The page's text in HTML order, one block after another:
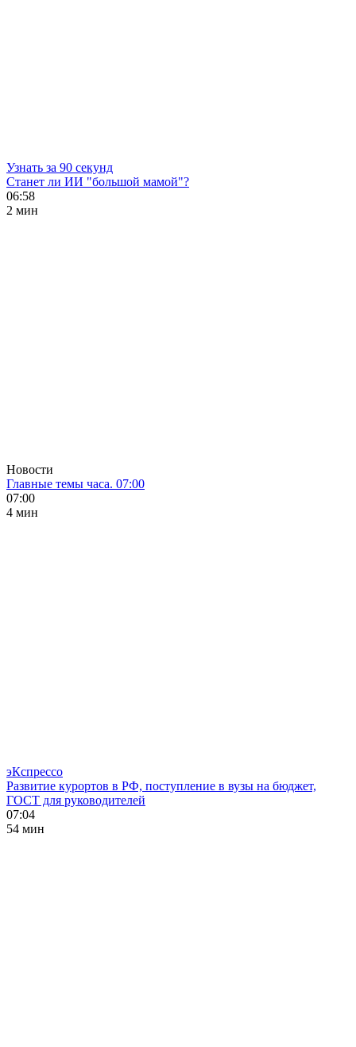
Узнать за 90 секунд
Станет ли ИИ "большой мамой"?
06:58
2 мин
Новости
Главные темы часа. 07:00
07:00
4 мин
эКспрессо
Развитие курортов в РФ, поступление в вузы на бюджет,
ГОСТ для руководителей
07:04
54 мин